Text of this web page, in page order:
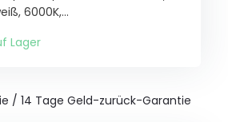
6000K,...
Lager
/ 14 Tage Geld-zurück-Garantie